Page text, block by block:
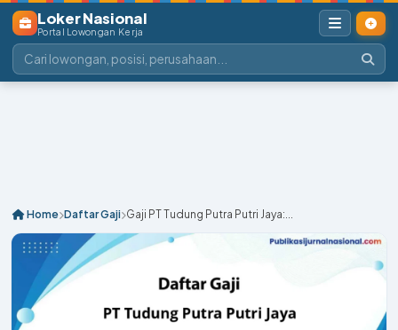
Loker Nasional
Portal Lowongan Kerja
Home Daftar Gaji Gaji PT Tudung Putra Putri Jaya:...